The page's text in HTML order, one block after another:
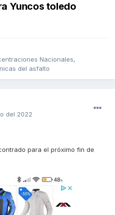
Yuncos toledo
Nacionales,
del asfalto
del 2022
para el próximo fin de